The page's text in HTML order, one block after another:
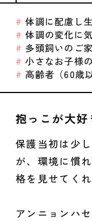
体調に配慮し
体調の変化に
多頭飼いのご
小さなお子様
高齢者（60歳以
抱っこが大
保護当初は少
が、環境に慣
格を見せてく
アンニョンハ